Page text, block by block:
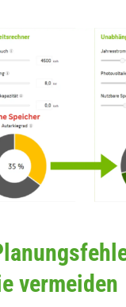
vermeiden